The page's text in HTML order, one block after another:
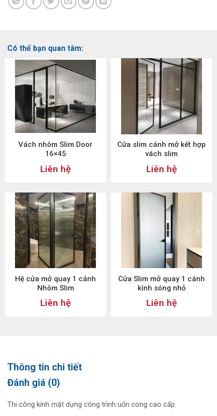
Có thể bạn quan tâm:
Vách nhôm Slim Door
16×45
Liên hệ
Cửa slim cánh mở kết hợp
vách slim
Liên hệ
Hệ cửa mở quay 1 cánh
Nhôm Slim
Liên hệ
Cửa Slim mở quay 1 cánh
kính sóng nhỏ
Liên hệ
Thông tin chi tiết
Đánh giá (0)
Thi công kính mặt dựng công trình uốn cong cao cấp